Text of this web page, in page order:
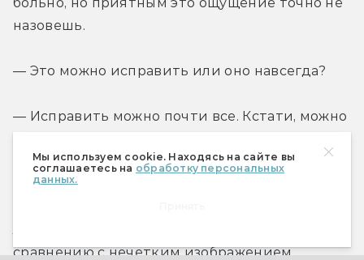
Мы используем cookie. Находясь на сайте вы
соглашаетесь на обработку персональных
данных.
назовешь.
— Это можно исправить или оно навсегда?
— Исправить можно почти все. Кстати, можно
капсуле. Во время операции я поставила
нейронные зонды в стратегически важных
сравнению с нечетким изображением,